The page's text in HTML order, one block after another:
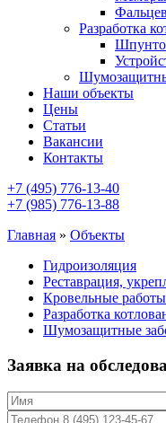
Разработка
Наши объекты
Цены
Статьи
Вакансии
Контакты
+7 (495) 776-13-40
+7 (985) 776-13-88
Главная » Объекты
Гидроизоляция
Реставрация,
Кровельные работы
Разработка
Шумозащитные
Заявка на